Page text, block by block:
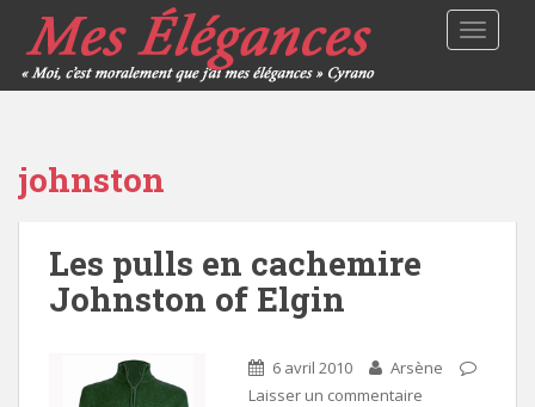
johnston
Les pulls en cachemire
Johnston of Elgin
6 avril 2010
Arsène
Laisser un commentaire